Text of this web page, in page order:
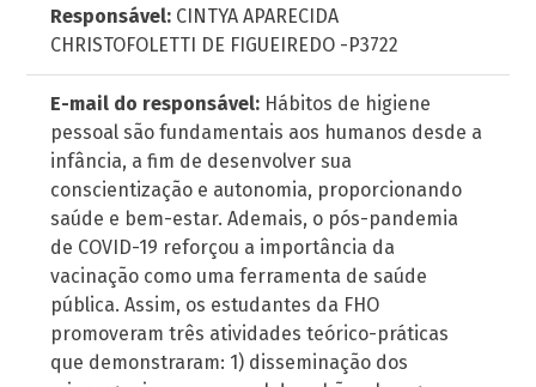
Responsável: CINTYA APARECIDA
CHRISTOFOLETTI DE FIGUEIREDO -P3722
E-mail do responsável: Hábitos de higiene
pessoal são fundamentais aos humanos desde a
infância, a fim de desenvolver sua
conscientização e autonomia, proporcionando
saúde e bem-estar. Ademais, o pós-pandemia
de COVID-19 reforçou a importância da
vacinação como uma ferramenta de saúde
pública. Assim, os estudantes da FHO
promoveram três atividades teórico-práticas
que demonstraram: 1) disseminação dos